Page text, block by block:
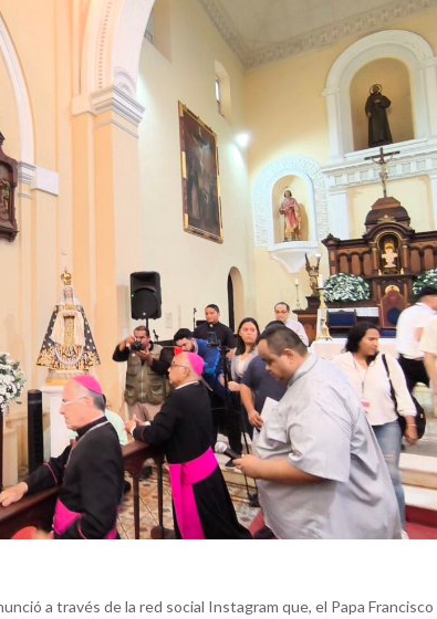
a través de la red social Instagram que, el Papa